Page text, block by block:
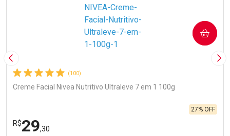
Imagem Anterior
(100)
Creme Facial Nivea Nutritivo Ultraleve 7 em 1 100g
R$29,30
27% OFF
COMPRAR